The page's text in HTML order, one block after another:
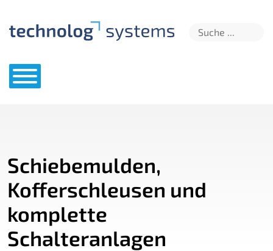
Schiebemulden,
Kofferschleusen und
komplette
Schalteranlagen